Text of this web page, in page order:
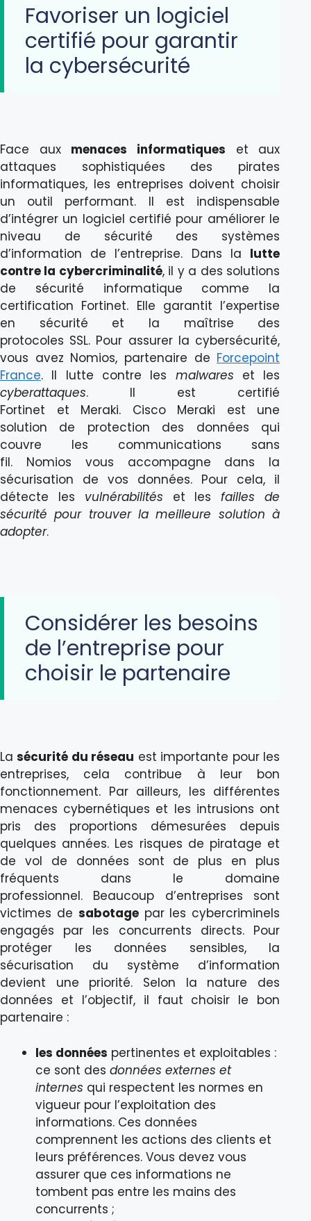
Favoriser un logiciel
certifié pour garantir
la cybersécurité
Face aux menaces informatiques et aux
attaques sophistiquées des pirates
informatiques, les entreprises doivent choisir
un outil performant. Il est indispensable
d’intégrer un logiciel certifié pour améliorer le
niveau de sécurité des systèmes
d’information de l’entreprise. Dans la lutte
contre la cybercriminalité, il y a des solutions
de sécurité informatique comme la
certification Fortinet. Elle garantit l’expertise
en sécurité et la maîtrise des
protocoles SSL. Pour assurer la cybersécurité,
vous avez Nomios, partenaire de Forcepoint
France. Il lutte contre les malwares et les
cyberattaques. Il est certifié
Fortinet et Meraki. Cisco Meraki est une
solution de protection des données qui
couvre les communications sans
fil. Nomios vous accompagne dans la
sécurisation de vos données. Pour cela, il
détecte les vulnérabilités et lesfailles de
sécurité pour trouver la meilleure solution à
adopter.
Considérer les besoins
de l’entreprise pour
choisir le partenaire
Lasécurité du réseau est importante pour les
entreprises, cela contribue à leur bon
fonctionnement. Par ailleurs, les différentes
menaces cybernétiques et les intrusions ont
pris des proportions démesurées depuis
quelques années. Les risques de piratage et
de vol de données sont de plus en plus
fréquents dans le domaine
professionnel. Beaucoup d’entreprises sont
victimes de sabotagepar les cybercriminels
engagés par les concurrents directs. Pour
protéger les données sensibles, la
sécurisation du système d’information
devient une priorité. Selon la nature des
données et l’objectif, il faut choisir le bon
partenaire :
les données pertinentes et exploitables :
ce sont des données externes et
internes qui respectent les normes en
vigueur pour l’exploitation des
informations. Ces données
comprennent les actions des clients et
leurs préférences. Vous devez vous
assurer que ces informations ne
tombent pas entre les mains des
concurrents ;